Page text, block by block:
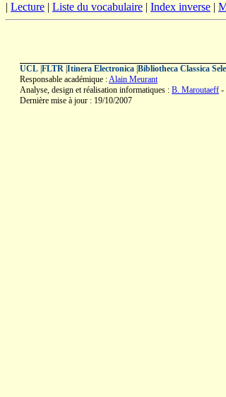
| Lecture | Liste du vocabulaire | Index inverse |
UCL FLTR Itinera Electronica Bibliotheca Classica
Responsable académique :Alain Meurant
Analyse, design et réalisation informatiques : B. Maroutaeff -
Dernière mise à jour : 19/10/2007